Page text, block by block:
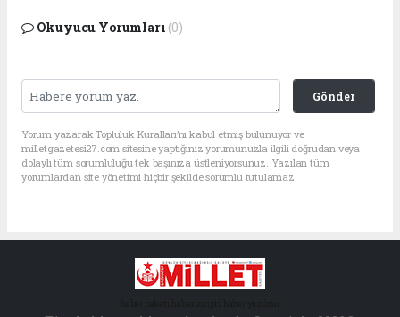
Okuyucu Yorumları (0)
Gönder
Yorum yazarak Topluluk Kuralları’nı kabul etmiş bulunuyor ve
milletgazetesi27.com sitesine yaptığınız yorumunuzla ilgili doğrudan veya
dolaylı tüm sorumluluğu tek başınıza üstleniyorsunuz. Yazılan tüm
yorumlardan site yönetimi hiçbir şekilde sorumlu tutulamaz.